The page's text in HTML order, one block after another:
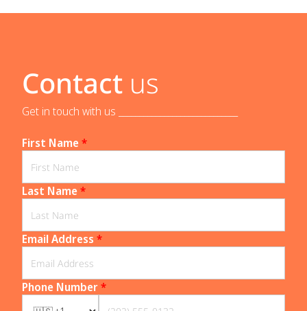
Contact us
Get in touch with us _____________________________
First Name*
Last Name*
Email Address *
Phone Number*